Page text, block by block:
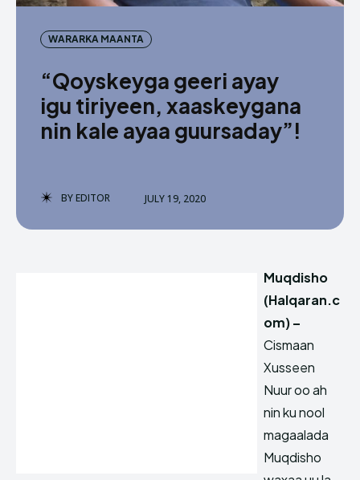
WARARKA MAANTA
“Qoyskeyga geeri ayay
igu tiriyeen, xaaskeygana
nin kale ayaa guursaday”!
BYEDITOR JULY 19, 2020
Muqdisho
(Halqaran.c
om) –
Cismaan
Xusseen
Nuur oo ah
nin ku nool
magaalada
Muqdisho